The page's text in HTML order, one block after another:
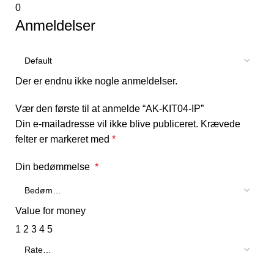
0
Anmeldelser
Der er endnu ikke nogle anmeldelser.
Vær den første til at anmelde “AK-KIT04-IP”
Din e-mailadresse vil ikke blive publiceret. Krævede
felter er markeret med *
Din bedømmelse *
Value for money
1 2 3 4 5